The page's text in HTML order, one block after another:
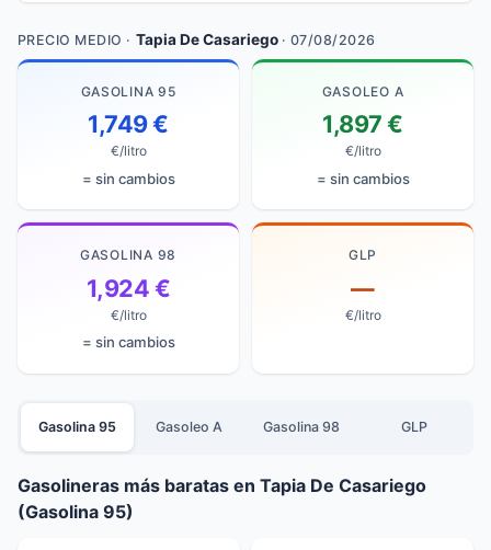
PRECIO MEDIO · Tapia De Casariego· 07/08/2026
GASOLINA 95
1,749 €
€/litro
= sin cambios
GASOLEO A
1,897 €
€/litro
= sin cambios
GASOLINA 98
1,924 €
€/litro
= sin cambios
GLP
—
€/litro
Gasolina 95 Gasoleo A Gasolina 98 GLP
Gasolineras más baratas en Tapia De Casariego
(Gasolina 95)